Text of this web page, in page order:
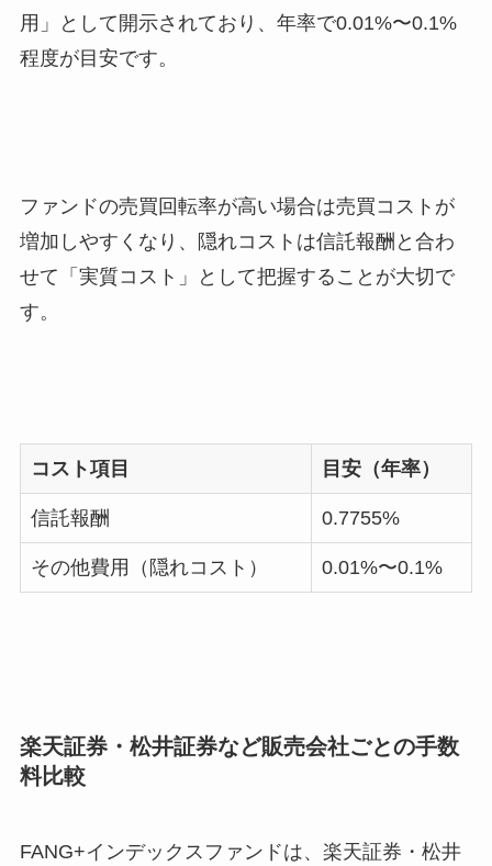
用」として開示されており、年率で0.01%〜0.1%
程度が目安です。
ファンドの売買回転率が高い場合は売買コストが
増加しやすくなり、隠れコストは信託報酬と合わ
せて「実質コスト」として把握することが大切で
す。
コスト項目 目安（年率）
信託報酬 0.7755%
その他費用（隠れコスト） 0.01%〜0.1%
楽天証券・松井証券など販売会社ごとの手数
料比較
FANG+インデックスファンドは、楽天証券・松井